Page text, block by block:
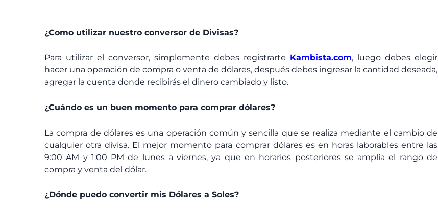
¿Como utilizar nuestro conversor de Divisas?
Para utilizar el conversor, simplemente debes registrarte Kambista.com, luego debes elegir
hacer una operación de compra o venta de dólares, después debes ingresar la cantidad deseada,
agregar la cuenta donde recibirás el dinero cambiado y listo.
¿Cuándo es un buen momento para comprar dólares?
La compra de dólares es una operación común y sencilla que se realiza mediante el cambio de
cualquier otra divisa. El mejor momento para comprar dólares es en horas laborables entre las
9:00 AM y 1:00 PM de lunes a viernes, ya que en horarios posteriores se amplía el rango de
compra y venta del dólar.
¿Dónde puedo convertir mis Dólares a Soles?